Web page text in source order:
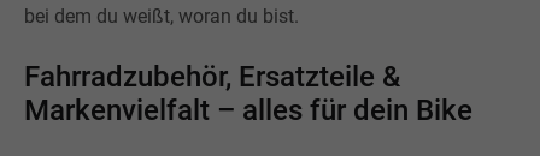
bei dem du weißt, woran du bist.
Fahrradzubehör, Ersatzteile &
Markenvielfalt – alles für dein Bike